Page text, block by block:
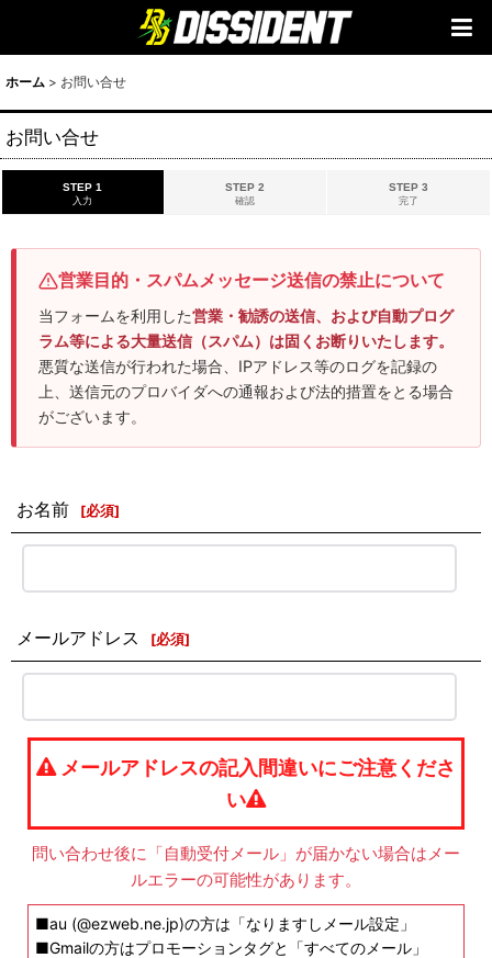
ホーム > お問い合せ
お問い合せ
STEP 1
入力
STEP 2
確認
STEP 3
完了
営業目的・スパムメッセージ送信の禁止について
当フォームを利用した営業・勧誘の送信、および自動プログ
ラム等による大量送信（スパム）は固くお断りいたします。
悪質な送信が行われた場合、IPアドレス等のログを記録の
上、送信元のプロバイダへの通報および法的措置をとる場合
がございます。
お名前 [必須]
メールアドレス [必須]
メールアドレスの記入間違いにご注意くださ
い
問い合わせ後に「自動受付メール」が届かない場合はメー
ルエラーの可能性があります。
■au (@ezweb.ne.jp)の方は「なりますしメール設定」
■Gmailの方はプロモーションタグと「すべてのメール」